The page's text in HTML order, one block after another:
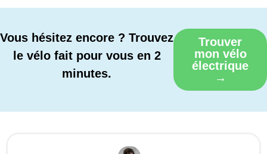
Vous hésitez encore ? Trouvez
le vélo fait pour vous en 2
minutes.
Trouver
mon vélo
électrique
→